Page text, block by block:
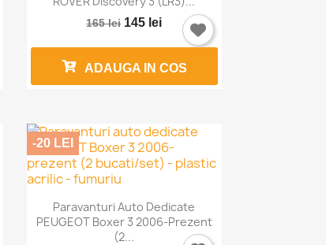
165 lei 145 lei
ADAUGA IN COS
 Vizualizare rapida
Paravanturi Auto Dedicate
PEUGEOT Boxer 3 2006-Prezent
(2...
-20 LEI